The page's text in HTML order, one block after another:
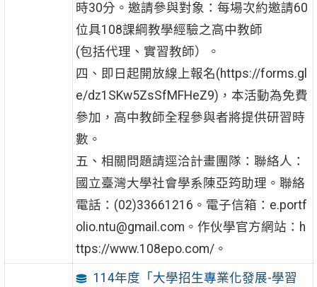
時30分。邀請參與對象：每場次約邀請60
位具108課綱教學經驗之高中教師
(包括代理、實習教師）。
四、即日起開放線上報名(https://forms.gl
e/dz1SKw5ZsSfMFHeZ9)，本活動為免費
參加，高中教師全程參與者將提供研習時
數。
五、相關問題請逕洽計畫團隊：聯絡人：
國立臺灣大學社會學系陳亞筠助理。聯絡
電話：(02)33661216。電子信箱：e.portf
olio.ntu@gmail.com。作伙學官方網站：h
ttps://www.108epo.com/。
114年度「大學招生專業化發展-學習